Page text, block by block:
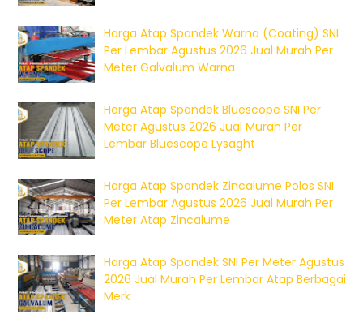
Harga Atap Spandek Warna (Coating) SNI
Per Lembar Agustus 2026 Jual Murah Per
Meter Galvalum Warna
Harga Atap Spandek Bluescope SNI Per
Meter Agustus 2026 Jual Murah Per
Lembar Bluescope Lysaght
Harga Atap Spandek Zincalume Polos SNI
Per Lembar Agustus 2026 Jual Murah Per
Meter Atap Zincalume
Harga Atap Spandek SNI Per Meter Agustus
2026 Jual Murah Per Lembar Atap Berbagai
Merk